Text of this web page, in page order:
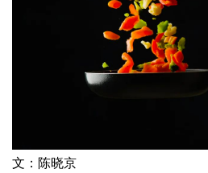
文：陈晓京